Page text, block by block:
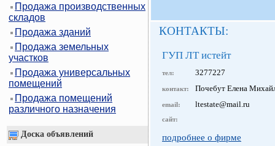
Продажа производственных
складов
Продажа зданий
Продажа земельных
участков
Продажа универсальных
помещений
Продажа помещений
различного назначения
Доска объявлений
КОНТАКТЫ:
ГУП ЛТ истейт
тел: 3277227
контакт: Почебут Елена
email: ltestate@mail.ru
сайт:
подробнее о фирме